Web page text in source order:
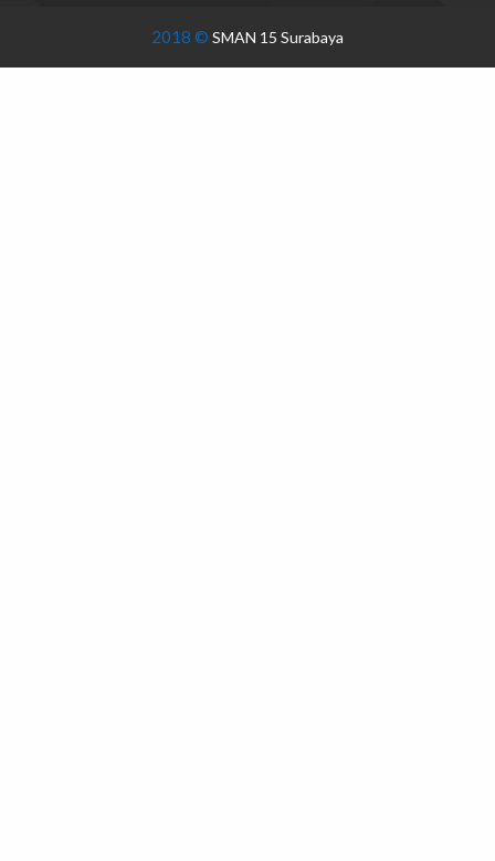
2018 © SMAN 15 Surabaya